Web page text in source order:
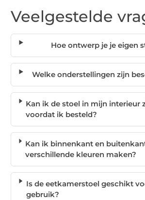
Veelgestelde
Hoe ontwerp je je eigen
Welke onderstellingen zijn
Kan ik de stoel in mijn interieur
voordat ik besteld?
Kan ik binnenkant en
verschillende kleuren maken?
Is de eetkamerstoel geschikt
gebruik?